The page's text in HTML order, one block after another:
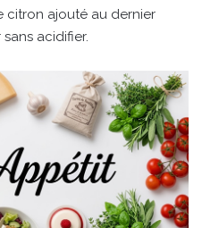
citron ajouté au dernier
acidifier.